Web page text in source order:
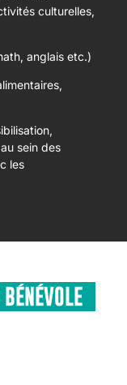
culturelles,
anglais etc.)
sein des
les